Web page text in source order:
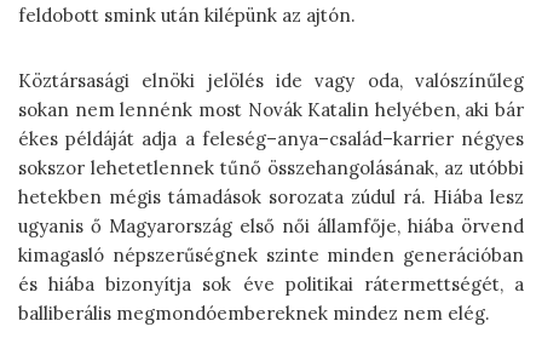
feldobott smink után kilépünk az ajtón.
Köztársasági elnöki jelölés ide vagy oda, valószínűleg
sokan nem lennénk most Novák Katalin helyében, aki bár
ékes példáját adja a feleség–anya–család–karrier négyes
sokszor lehetetlennek tűnő összehangolásának, az utóbbi
hetekben mégis támadások sorozata zúdul rá. Hiába lesz
ugyanis ő Magyarország első női államfője, hiába örvend
kimagasló népszerűségnek szinte minden generációban
és hiába bizonyítja sok éve politikai rátermettségét, a
balliberális megmondóembereknek mindez nem elég.